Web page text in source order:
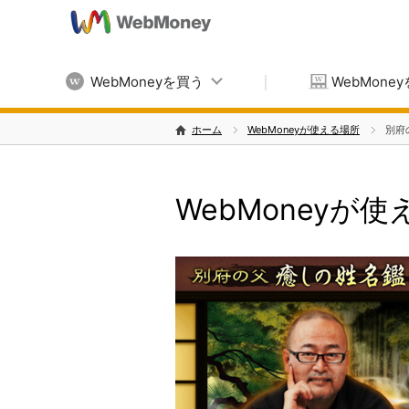
WebMoneyを買う WebMoney
ホーム WebMoneyが使える場所 別
WebMoneyが使